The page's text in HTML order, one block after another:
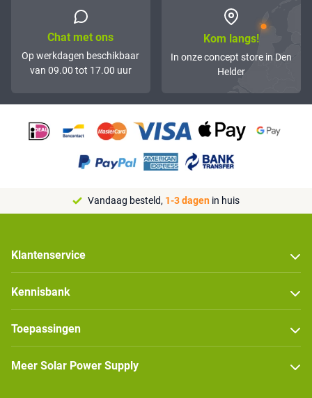
Chat met ons
Op werkdagen beschikbaar
van 09.00 tot 17.00 uur
Kom langs!
In onze concept store in Den
Helder
Vandaag besteld, 1-3 dagen in huis
Klantenservice
Kennisbank
Toepassingen
Meer Solar Power Supply